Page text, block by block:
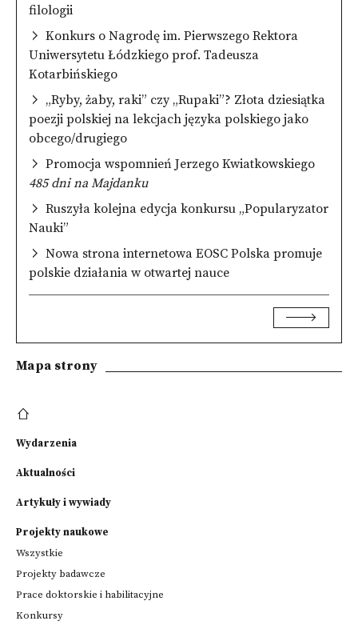
filologii
Konkurs o Nagrodę im. Pierwszego Rektora
Uniwersytetu Łódzkiego prof. Tadeusza
Kotarbińskiego
„Ryby, żaby, raki” czy „Rupaki”? Złota dziesiątka
poezji polskiej na lekcjach języka polskiego jako
obcego/drugiego
Promocja wspomnień Jerzego Kwiatkowskiego
485 dni na Majdanku
Ruszyła kolejna edycja konkursu „Popularyzator
Nauki”
Nowa strona internetowa EOSC Polska promuje
polskie działania w otwartej nauce
Mapa strony
Wydarzenia
Aktualności
Artykuły i wywiady
Projekty naukowe
Wszystkie
Projekty badawcze
Prace doktorskie i habilitacyjne
Konkursy